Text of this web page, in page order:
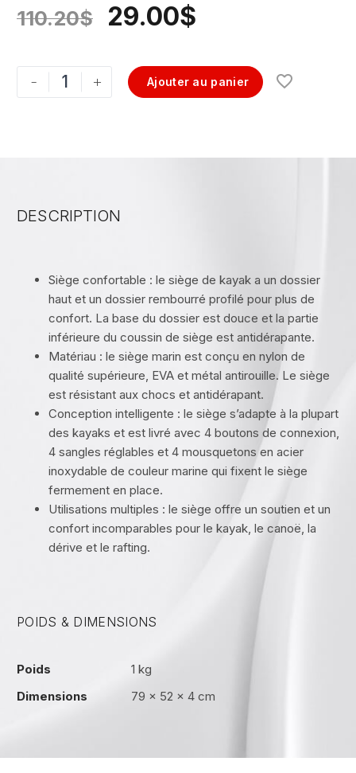
110.20$ 29.00$
- + Ajouter au panier
DESCRIPTION
Siège confortable : le siège de kayak a un dossier
haut et un dossier rembourré profilé pour plus de
confort. La base du dossier est douce et la partie
inférieure du coussin de siège est antidérapante.
Matériau : le siège marin est conçu en nylon de
qualité supérieure, EVA et métal antirouille. Le siège
est résistant aux chocs et antidérapant.
Conception intelligente : le siège s’adapte à la plupart
des kayaks et est livré avec 4 boutons de connexion,
4 sangles réglables et 4 mousquetons en acier
inoxydable de couleur marine qui fixent le siège
fermement en place.
Utilisations multiples : le siège offre un soutien et un
confort incomparables pour le kayak, le canoë, la
dérive et le rafting.
POIDS & DIMENSIONS
Poids
1 kg
Dimensions
79 × 52 × 4 cm